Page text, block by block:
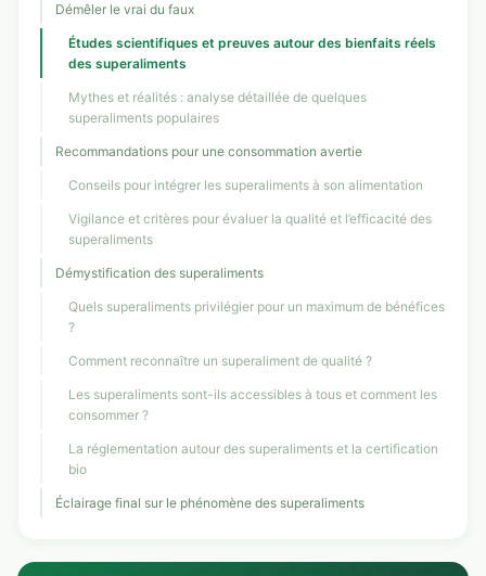
Démêler le vrai du faux
Études scientifiques et preuves autour des bienfaits réels
des superaliments
Mythes et réalités : analyse détaillée de quelques
superaliments populaires
Recommandations pour une consommation avertie
Conseils pour intégrer les superaliments à son alimentation
Vigilance et critères pour évaluer la qualité et l’efficacité des
superaliments
Démystification des superaliments
Quels superaliments privilégier pour un maximum de bénéfices
?
Comment reconnaître un superaliment de qualité ?
Les superaliments sont-ils accessibles à tous et comment les
consommer ?
La réglementation autour des superaliments et la certification
bio
Éclairage final sur le phénomène des superaliments